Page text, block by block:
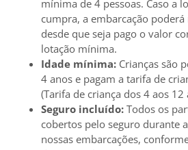
mínima de 4 pessoas. Caso a
cumpra, a embarcação
desde que seja pago o valor
lotação mínima.
Idade mínima: Crianças são
4 anos e pagam a tarifa de
(Tarifa de criança dos 4 aos 12
Seguro incluído: Todos os
cobertos pelo seguro durante
nossas embarcações,